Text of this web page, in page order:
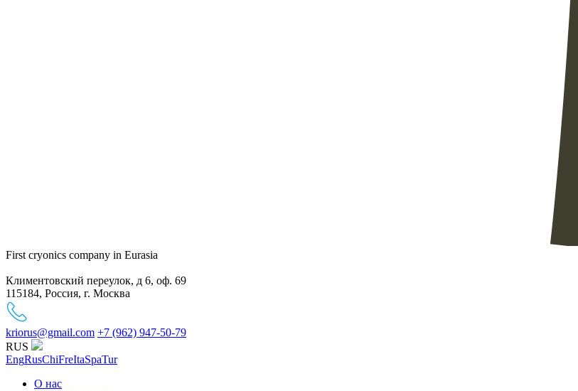
First cryonics company in Eurasia
Климентовский переулок, д 6, оф. 69
115184, Россия, г. Москва
kriorus@gmail.com +7 (962) 947-50-79
RUS
EngRusChiFreItaSpaTur
О нас